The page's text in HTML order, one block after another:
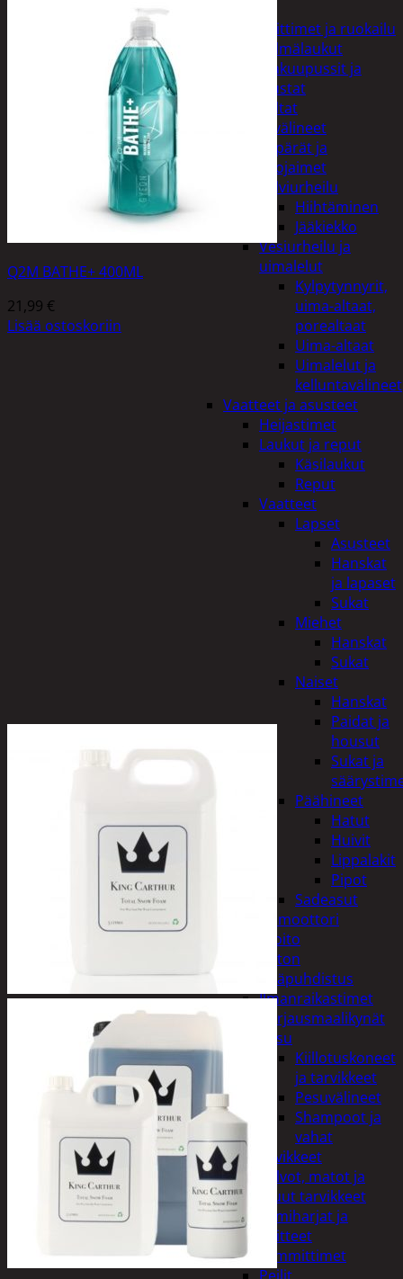
Keittimet ja ruokailu
Kylmälaukut
Makuupussit ja
alustat
Teltat
Urheiluvälineet
Kypärät ja
suojaimet
Talviurheilu
Hiihtäminen
Jääkiekko
Vesiurheilu ja
uimalelut
Kylpytynnyrit,
uima-altaat,
porealtaat
Uima-altaat
Uimalelut ja
kelluntavälineet
Vaatteet ja asusteet
Heijastimet
Laukut ja reput
Käsilaukut
Reput
Vaatteet
Lapset
Asusteet
Hanskat
ja lapaset
Sukat
Miehet
Hanskat
Sukat
Naiset
Hanskat
Paidat ja
housut
Sukat ja
Päähineet
Hatut
Huivit
Lippalakit
Pipot
Sadeasut
Auto, vene ja moottori
Autonhoito
Auton
sisäpuhdistus
Ilmanraikastimet
Korjausmaalikynät
Pesu
Kiillotuskoneet
ja tarvikkeet
Pesuvälineet
Shampoot ja
vahat
Autotarvikkeet
Kalvot, matot ja
muut tarvikkeet
Lumiharjat ja
peitteet
Lämmittimet
Q2M BATHE+ 400ML
21,99 €
Lisää ostoskoriin